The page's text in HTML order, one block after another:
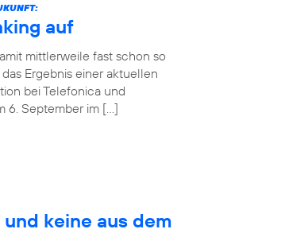
auf
mittlerweile fast schon so
Ergebnis einer aktuellen
bei Telefonica und
6. September im […]
keine aus dem